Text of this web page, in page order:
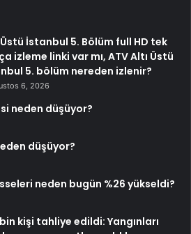
İstanbul 5. Bölüm full HD tek
izleme linki var mı, ATV Altı Üstü
5. bölüm nereden izlenir?
6, 2026
neden düşüyor?
düşüyor?
neden bugün %26 yükseldi?
kişi tahliye edildi: Yangınları